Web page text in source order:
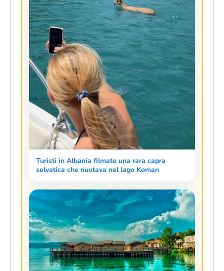
Turisti in Albania filmato una rara capra
selvatica che nuotava nel lago Koman